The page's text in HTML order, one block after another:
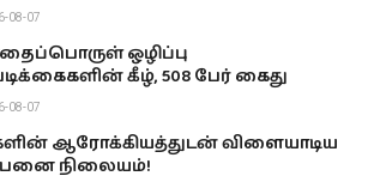
08-07
ஒழிப்பு
கீழ், 508 பேர் கைது
08-07
ஆரோக்கியத்துடன் விளையாடிய
நிலையம்!